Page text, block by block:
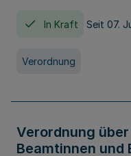
In Kraft Seit 07.
Verordnung
Verordnung
Beamtinnen und